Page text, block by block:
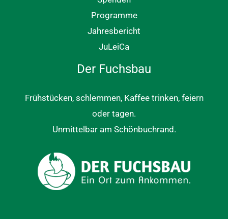
Programme
Jahresbericht
JuLeiCa
Der Fuchsbau
Frühstücken, schlemmen, Kaffee trinken, feiern
oder tagen.
Unmittelbar am Schönbuchrand.